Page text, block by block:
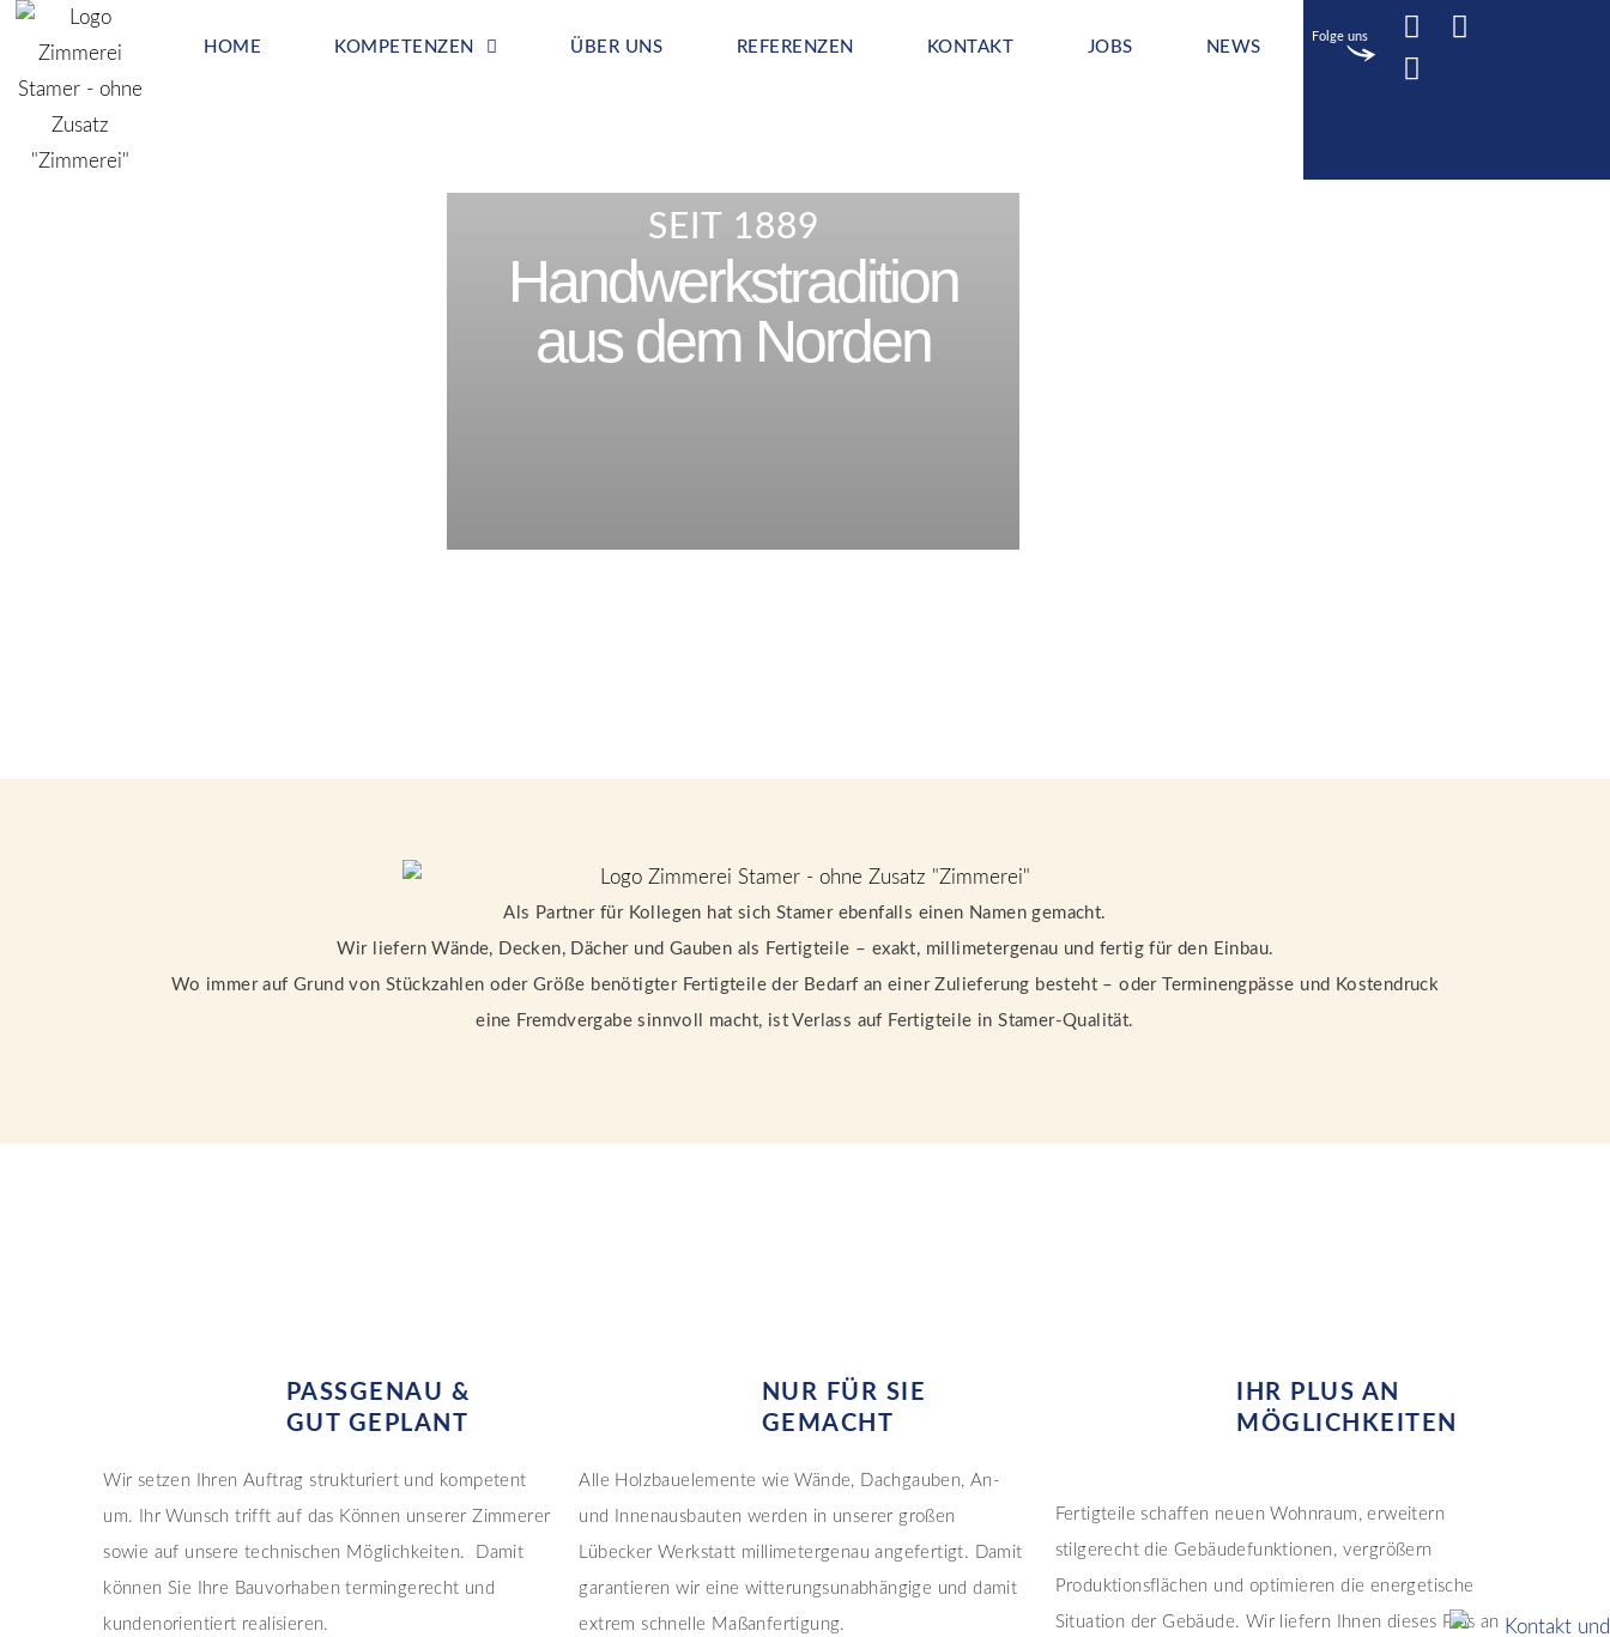
HOME KOMPETENZEN ÜBER UNS REFERENZEN KONTAKT JOBS NEWS
Folge uns
SEIT 1889
Handwerkstradition
aus dem Norden
Als Partner für Kollegen hat sich Stamer ebenfalls einen Namen gemacht.
Wir liefern Wände, Decken, Dächer und Gauben als Fertigteile – exakt, millimetergenau und fertig für den Einbau.
Wo immer auf Grund von Stückzahlen oder Größe benötigter Fertigteile der Bedarf an einer Zulieferung besteht – oder Terminengpässe und Kostendruck
eine Fremdvergabe sinnvoll macht, ist Verlass auf Fertigteile in Stamer-Qualität.
PASSGENAU &
GUT GEPLANT
Wir setzen Ihren Auftrag strukturiert und kompetent
um. Ihr Wunsch trifft auf das Können unserer Zimmerer
sowie auf unsere technischen Möglichkeiten. Damit
können Sie Ihre Bauvorhaben termingerecht und
kundenorientiert realisieren.
NUR FÜR SIE
GEMACHT
Alle Holzbauelemente wie Wände, Dachgauben, An-
und Innenausbauten werden in unserer großen
Lübecker Werkstatt millimetergenau angefertigt. Damit
garantieren wir eine witterungsunabhängige und damit
extrem schnelle Maßanfertigung.
IHR PLUS AN
MÖGLICHKEITEN
Fertigteile schaffen neuen Wohnraum, erweitern
stilgerecht die Gebäudefunktionen, vergrößern
Produktionsflächen und optimieren die energetische
Situation der Gebäude. Wir liefern Ihnen dieses Plus an